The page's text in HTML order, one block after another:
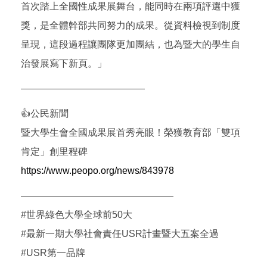
首次踏上全國性成果展舞台，能同時在兩項評選中獲
獎，是全體幹部共同努力的成果。從資料檢視到制度
呈現，這段過程讓團隊更加團結，也為暨大的學生自
治發展寫下新頁。」
—————————————
👍公民新聞
暨大學生會全國成果展首秀亮眼！榮獲教育部「雙項
肯定」創里程碑
https://www.peopo.org/news/843978
————————————————
#世界綠色大學全球前50大
#最新一期大學社會責任USR計畫暨大五案全過
#USR第一品牌